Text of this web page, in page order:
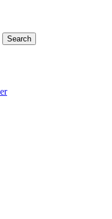
Search